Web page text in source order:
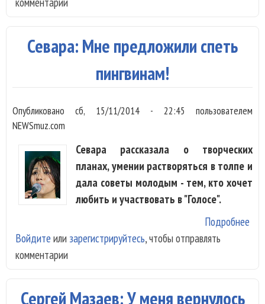
Севара: Мне предложили спеть
пингвинам!
Опубликованосб, 15/11/2014 - 22:45 пользователем
NEWSmuz.com
Севара рассказала о творческих
планах, умении растворяться в толпе и
дала советы молодым - тем, кто хочет
любить и участвовать в "Голосе".
Подробнее
Войдите или зарегистрируйтесь, чтобы отправлять
комментарии
Сергей Мазаев: У меня вернулось